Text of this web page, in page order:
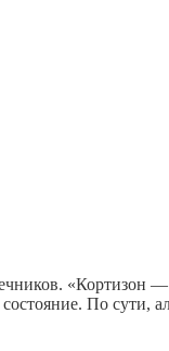
«Кортизон
По сути,